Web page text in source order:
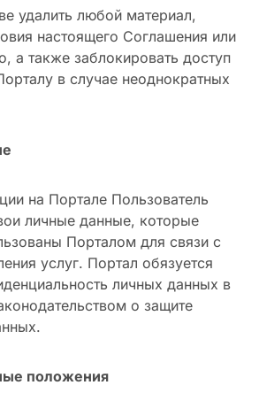
удалить любой материал,
настоящего Соглашения или
а также заблокировать доступ
в случае неоднократных
на Портале Пользователь
личные данные, которые
Порталом для связи с
услуг. Портал обязуется
личных данных в
о защите
положения